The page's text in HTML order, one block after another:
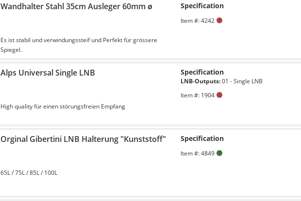
Wandhalter Stahl 35cm Ausleger 60mm ø
Es ist stabil und verwindungssteif und Perfekt für grössere
Spiegel.
Specification
Item #: 4242
Alps Universal Single LNB
High quality für einen störungsfreien Empfang
Specification
LNB-Outputs:01 - Single LNB
Item #: 1904
Orginal Gibertini LNB Halterung "Kunststoff"
65L / 75L / 85L / 100L
Specification
Item #: 4849